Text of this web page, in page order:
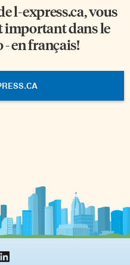
l-express.ca, vous
important dans le
en français!